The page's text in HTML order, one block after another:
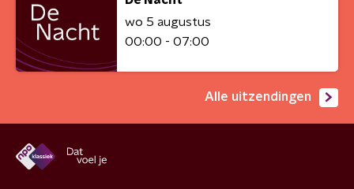
wo 5 augustus
00:00 - 07:00
Alle uitzendingen